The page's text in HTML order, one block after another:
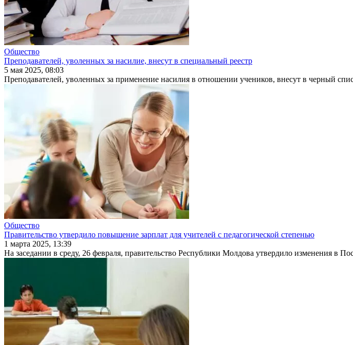
Общество
Преподавателей, уволенных за насилие, внесут в специальный реестр
5 мая 2025, 08:03
Преподавателей, уволенных за применение насилия в отношении учеников, внесут в черный
Общество
Правительство утвердило повышение зарплат для учителей с педагогической степенью
1 марта 2025, 13:39
На заседании в среду, 26 февраля, правитель­ство Республики Молдова утвердило измене­ния в